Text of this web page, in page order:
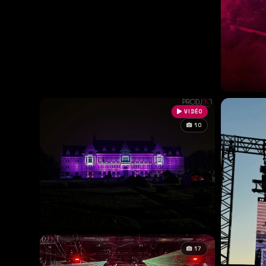
VIDÉO
10
17